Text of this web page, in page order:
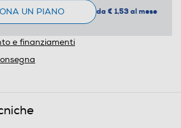
UN PIANO da € 1,53 al mese
e finanziamenti